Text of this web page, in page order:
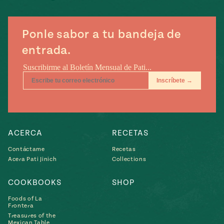
Ponle sabor a tu bandeja de
entrada.
ACERCA
Contáctame
Acera Pati Jinich
RECETAS
Recetas
Collections
COOKBOOKS
Foods of La
Frontera
Treasures of the
SHOP